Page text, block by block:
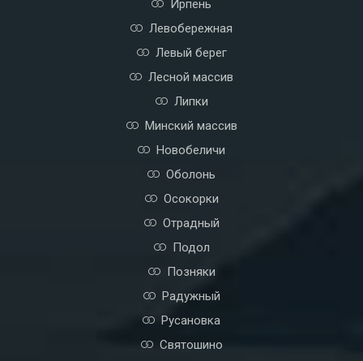
Ирпень
Левобережная
Левый берег
Лесной массив
Липки
Минский массив
Новобеличи
Оболонь
Осокорки
Отрадный
Подол
Позняки
Радужный
Русановка
Святошино